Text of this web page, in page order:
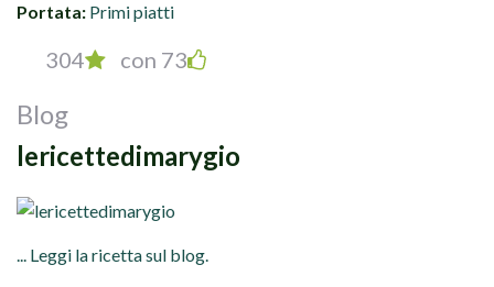
Portata: Primi piatti
304 con 73
Blog
lericettedimarygio
... Leggi la ricetta sul blog.